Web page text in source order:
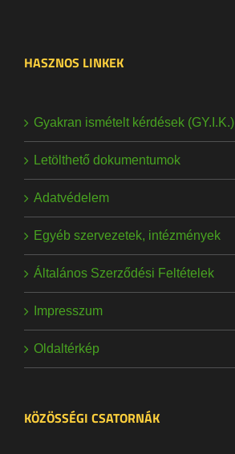
HASZNOS LINKEK
Gyakran ismételt kérdések (GY.I.K.)
Letölthető dokumentumok
Adatvédelem
Egyéb szervezetek, intézmények
Általános Szerződési Feltételek
Impresszum
Oldaltérkép
KÖZÖSSÉGI CSATORNÁK